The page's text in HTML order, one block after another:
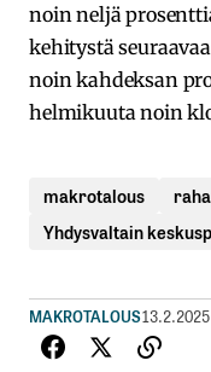
noin neljä
kehitystä
noin kahdeksan
helmikuuta noin
makrotalous
Yhdysvaltain
MAKROTALOUS13.2.2025